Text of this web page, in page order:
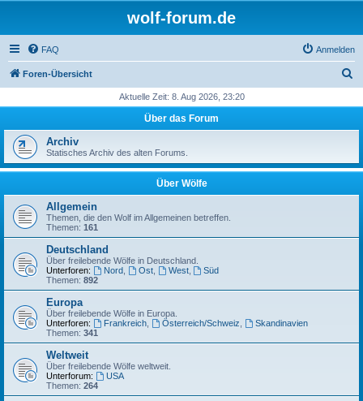
wolf-forum.de
FAQ Anmelden
Foren-Übersicht
h
Aktuelle Zeit: 8. Aug 2026, 23:20
Über das Forum
Archiv
Statisches Archiv des alten Forums.
Über Wölfe
Allgemein
Themen, die den Wolf im Allgemeinen betreffen.
Themen: 161
Deutschland
Über freilebende Wölfe in Deutschland.
Unterforen:
Nord, Ost, West,
Süd
Themen: 892
Europa
Über freilebende Wölfe in Europa.
Unterforen:
Frankreich, Österreich/Schweiz
Skandinavien
Themen: 341
Weltweit
Über freilebende Wölfe weltweit.
Unterforum:
USA
Themen: 264